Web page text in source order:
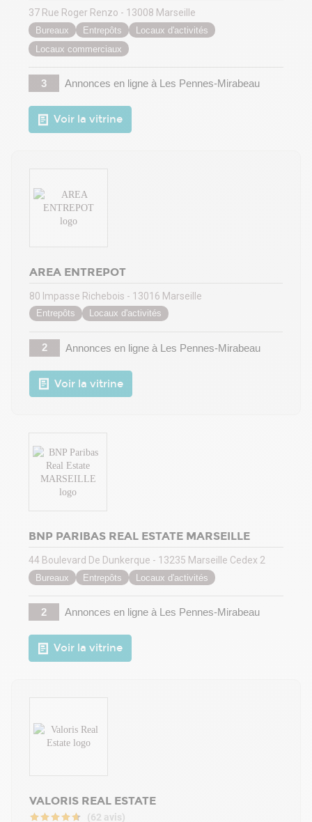
37 Rue Roger Renzo - 13008 Marseille
Bureaux Entrepôts
Locaux d'activités
Locaux commerciaux
3 Annonces en ligneà Les Pennes-Mirabeau
Voir la vitrine
AREA ENTREPOT
80 Impasse Richebois - 13016 Marseille
Entrepôts Locaux d'activités
2 Annonces en ligneà Les Pennes-Mirabeau
Voir la vitrine
BNP PARIBAS REAL ESTATE MARSEILLE
44 Boulevard De Dunkerque - 13235 Marseille Cedex 2
Bureaux Entrepôts Locaux d'activités
2 Annonces en ligneà Les Pennes-Mirabeau
Voir la vitrine
VALORIS REAL ESTATE
(62 avis)